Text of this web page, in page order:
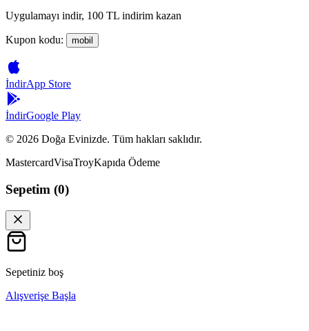
Uygulamayı indir, 100 TL indirim kazan
Kupon kodu: mobil
İndirApp Store
İndirGoogle Play
© 2026 Doğa Evinizde. Tüm hakları saklıdır.
MastercardVisaTroyKapıda Ödeme
Sepetim (0)
Sepetiniz boş
Alışverişe Başla